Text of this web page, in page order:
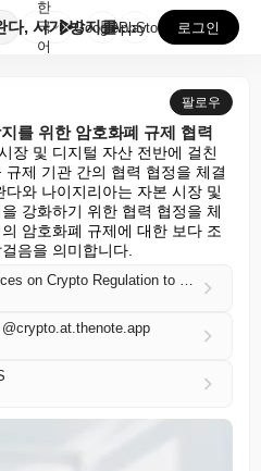
나이지리아, 르완다, 사기 방지를 위한 암호화폐 규제 ...
한
국
어
GooglePlay
AppStore 로그인
팔로우
를 위한 암호화폐 규제 협력
장 및 디지털 자산 전반에 걸친
제 기관 간의 협력 협정을 체결
와 나이지리아는 자본 시장 및
강화하기 위한 협력 협정을 체
암호화폐 규제에 대한 보다 조
음을 의미합니다.
Nigeria, Rwanda Join Forces on Crypto Regulation to Counter Fraud